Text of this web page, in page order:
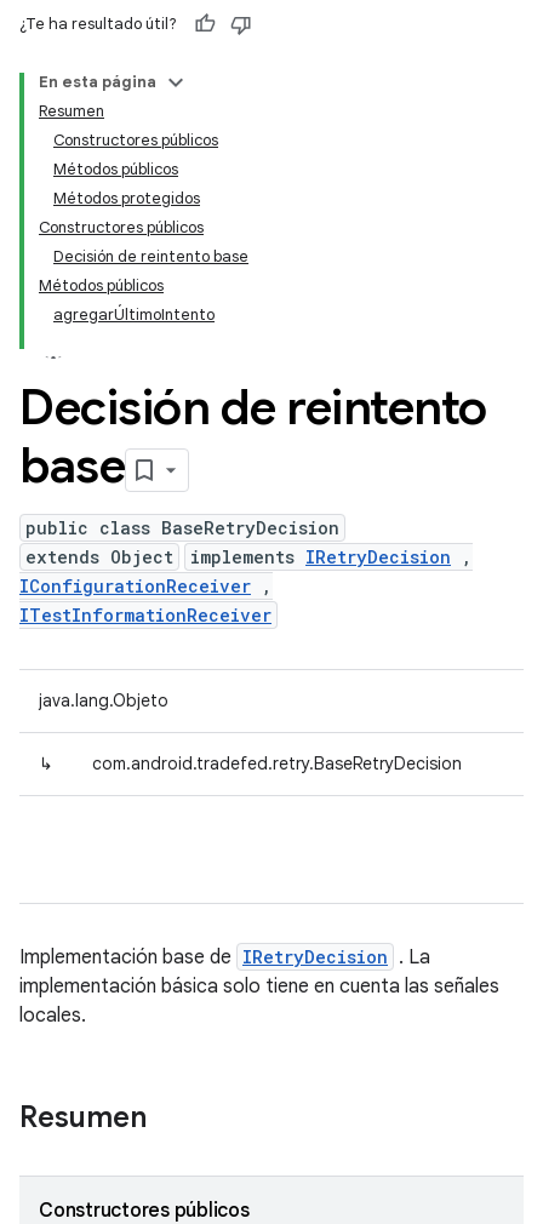
¿Te ha resultado útil?
En esta página
Resumen
Constructores públicos
Métodos públicos
Métodos protegidos
Constructores públicos
Decisión de reintento base
Métodos públicos
agregarÚltimoIntento
Decisión de reintento
base
public class BaseRetryDecision
extends Object
implements IRetryDecision ,
IConfigurationReceiver ,
ITestInformationReceiver
java.lang.Objeto
↳ com.android.tradefed.retry.BaseRetryDecision
Implementación base de IRetryDecision . La
implementación básica solo tiene en cuenta las señales
locales.
Resumen
Constructores públicos